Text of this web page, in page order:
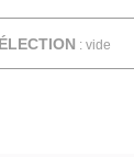
: vide